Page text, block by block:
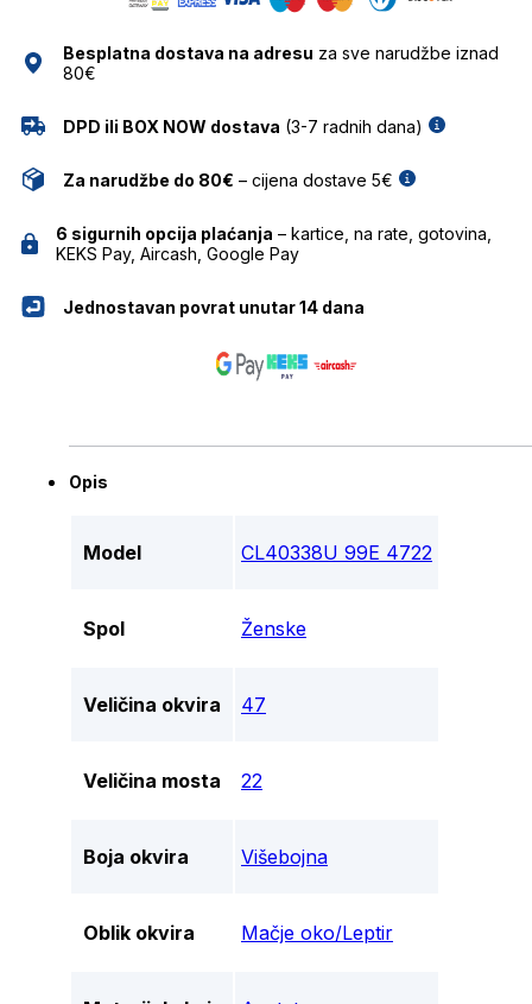
Besplatna dostava na adresu za sve narudžbe iznad
80€
DPD ili BOX NOW dostava (3-7 radnih dana)
Za narudžbe do 80€ – cijena dostave 5€
6 sigurnih opcija plaćanja – kartice, na rate, gotovina,
KEKS Pay, Aircash, Google Pay
Jednostavan povrat unutar 14 dana
Opis
Model CL40338U 99E 4722
Spol Ženske
Veličina okvira 47
Veličina mosta 22
Boja okvira Višebojna
Oblik okvira Mačje oko/Leptir